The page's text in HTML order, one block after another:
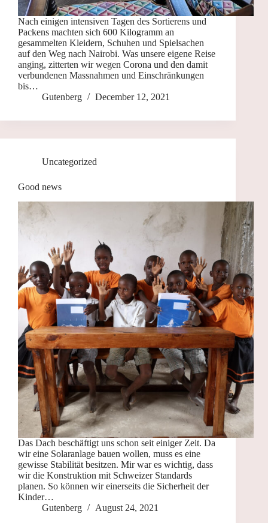
Nach einigen intensiven Tagen des Sortierens und
Packens machten sich 600 Kilogramm an
gesammelten Kleidern, Schuhen und Spielsachen
auf den Weg nach Nairobi. Was unsere eigene Reise
anging, zitterten wir wegen Corona und den damit
verbundenen Massnahmen und Einschränkungen
bis…
Gutenberg
December 12, 2021
Uncategorized
Good news
Das Dach beschäftigt uns schon seit einiger Zeit. Da
wir eine Solaranlage bauen wollen, muss es eine
gewisse Stabilität besitzen. Mir war es wichtig, dass
wir die Konstruktion mit Schweizer Standards
planen. So können wir einerseits die Sicherheit der
Kinder…
Gutenberg
August 24, 2021